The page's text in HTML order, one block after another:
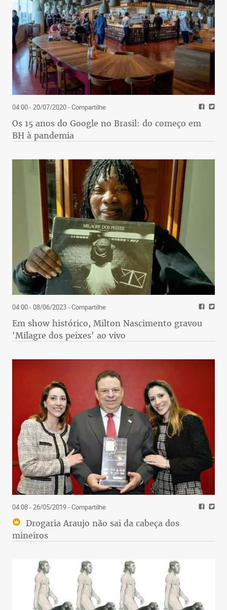
04:00 - 20/07/2020- Compartilhe
Os 15 anos do Google no Brasil: do começo em
BH à pandemia
04:00 - 08/06/2023- Compartilhe
Em show histórico, Milton Nascimento gravou
'Milagre dos peixes' ao vivo
04:08 - 26/05/2019- Compartilhe
Drogaria Araujo não sai da cabeça dos
mineiros